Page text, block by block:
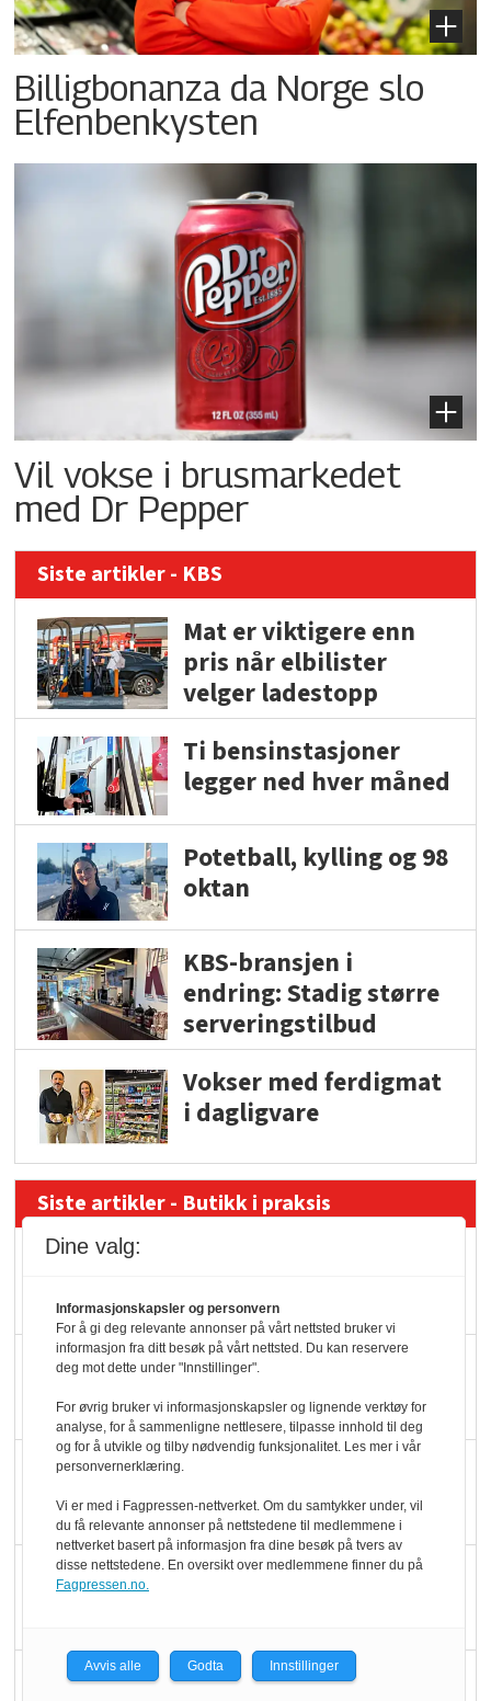
Billigbonanza da Norge slo
Elfenbenkysten
Vil vokse i brusmarkedet
med Dr Pepper
Siste artikler - KBS
Mat er viktigere enn
pris når elbilister
velger ladestopp
Ti bensinstasjoner
legger ned hver måned
Potetball, kylling og 98
oktan
KBS-bransjen i
endring: Stadig større
serveringstilbud
Vokser med ferdigmat
i dagligvare
Siste artikler - Butikk i praksis
Slik opprettholdes
ølsalget
Færre varer, men fulle
hyller
KI lager mat i butikken
Q passerte 1 milliard i
Dine valg:
Informasjonskapsler og personvern
For å gi deg relevante annonser på vårt nettsted bruker vi
informasjon fra ditt besøk på vårt nettsted. Du kan reservere
deg mot dette under "Innstillinger".
For øvrig bruker vi informasjonskapsler og lignende verktøy for
analyse, for å sammenligne nettlesere, tilpasse innhold til deg
og for å utvikle og tilby nødvendig funksjonalitet. Les mer i vår
personvernerklæring.
Vi er med i Fagpressen-nettverket. Om du samtykker under, vil
du få relevante annonser på nettstedene til medlemmene i
nettverket basert på informasjon fra dine besøk på tvers av
disse nettstedene. En oversikt over medlemmene finner du på
Fagpressen.no.
Avvis alle Godta Innstillinger